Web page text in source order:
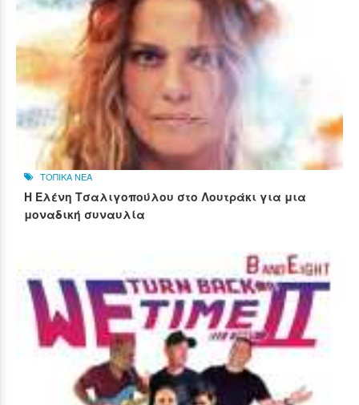
ΤΟΠΙΚΑ ΝΕΑ
Η Ελένη Τσαλιγοπούλου στο Λουτράκι για μια
μοναδική συναυλία